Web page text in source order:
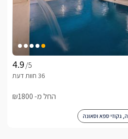
/5
החל מ- ₪1800
גקוזי ספא וסאונה